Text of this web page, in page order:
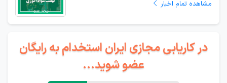
مشاهده تمام اخبار
در کاریابی مجازی ایران استخدام به رایگان
عضو شوید...